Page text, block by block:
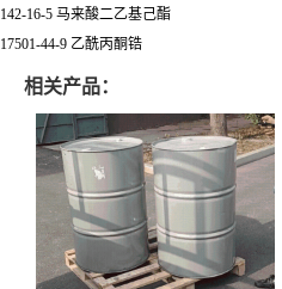
142-16-5 马来酸二乙基己酯
17501-44-9 乙酰丙酮锆
相关产品：